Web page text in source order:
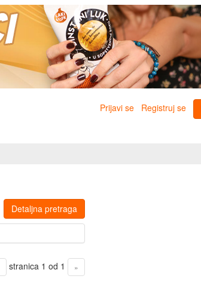
Prijavi se Registruj se
Detaljna pretraga
stranica 1 od 1 »